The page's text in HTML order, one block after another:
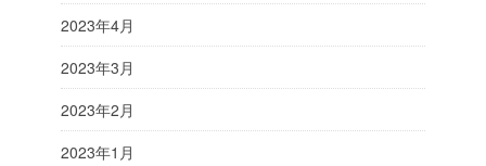
2023年4月
2023年3月
2023年2月
2023年1月